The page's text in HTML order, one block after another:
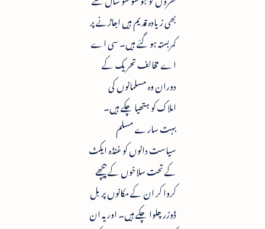
بھی زیادہ قدیم ہیں اجاڑنے پر
کمربستہ ہو گئے ہیں۔ سی اے
اے مخالف تحریک کے
دوران وہ مسلمانوں کی
املاک کو ہتھیا چکے ہیں۔
بہت سارے مسلم
سیاست دانوں کو غنڈہ ایکٹ
کے تحت سلاخوں کے پیچھے
کروا کر ان کے مکانوں پر بل
ڈوزر چلوا چکے ہیں۔ اور یہ ان